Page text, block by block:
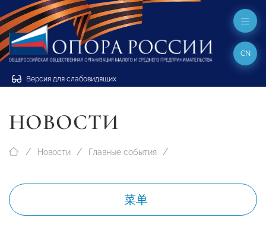
Версия для слабовидящих
CN
НОВОСТИ
Новости Главные события
菜单